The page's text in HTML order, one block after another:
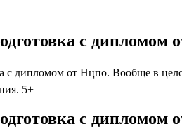
с дипломом
с дипломом от Нцпо. Вообще в
5+
с дипломом